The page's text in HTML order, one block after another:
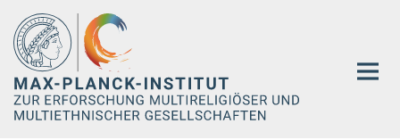
Hauptinhalt